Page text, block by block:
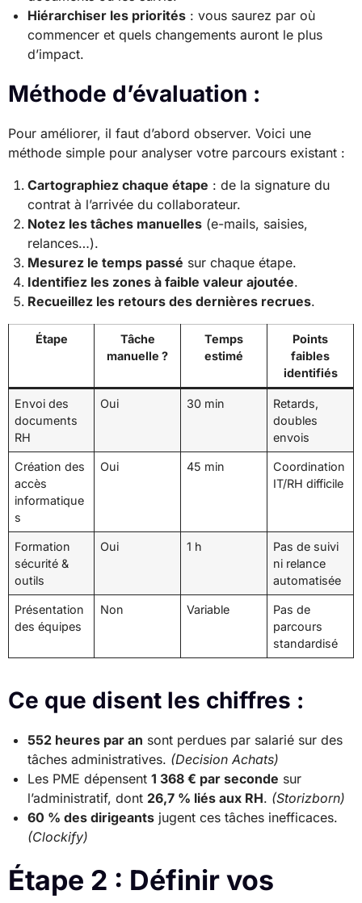
Hiérarchiser les priorités : vous saurez par où
commencer et quels changements auront le plus
d’impact.
Méthode d’évaluation :
Pour améliorer, il faut d’abord observer. Voici une
méthode simple pour analyser votre parcours existant :
Cartographiez chaque étape : de la signature du
contrat à l’arrivée du collaborateur.
Notez les tâches manuelles (e-mails, saisies,
relances…).
Mesurez le temps passé sur chaque étape.
Identifiez les zones à faible valeur ajoutée.
Recueillez les retours des dernières recrues.
Étape
Tâche
manuelle ?
Temps
estimé
Points
faibles
identifiés
Envoi des
documents
RH
Oui 30 min
Retards,
doubles
envois
Création des
accès
informatique
s
Oui 45 min
Coordination
IT/RH difficile
Formation
sécurité &
outils
Oui 1 h
Pas de suivi
ni relance
automatisée
Présentation
des équipes
Non Variable
Pas de
parcours
standardisé
Ce que disent les chiffres :
552 heures par an sont perdues par salarié sur des
tâches administratives. (Decision Achats)
Les PME dépensent 1 368 € par seconde sur
l’administratif, dont 26,7 % liés aux RH. (Storizborn)
60 % des dirigeants jugent ces tâches inefficaces.
(Clockify)
Étape 2 : Définir vos